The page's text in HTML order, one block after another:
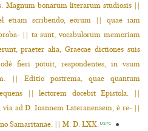
bonarum literarum studiosis ||
etiam scribendo, eorum || quae iam
|| ta sunt, vocabulorum memoriam
praeter alia, Graecae dictiones suis
fieri potuit, respondentes, in vsum
|| Editio postrema, quae quantum
|| lectorem docebit Epistola. ||
ad D. Ioannem Lateranensem, è re- ||
Samaritanae. || M. D. LXX. USTC ●